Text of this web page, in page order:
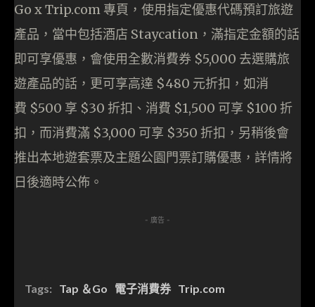
Go x Trip.com 專頁，使用指定優惠代碼預訂旅遊
產品，當中包括酒店 Staycation，滿指定金額的話
即可享優惠，會使用全數消費券 $5,000 去選購旅
遊產品的話，更可享高達 $480 元折扣，如消
費 $500 享 $30 折扣、消費 $1,500 可享 $100 折
扣，而消費滿 $3,000 可享 $350 折扣，另稍後會
推出本地遊套票及主題公園門票訂購優惠，詳情將
日後適時公佈。
- 廣告 -
Tags: Tap ＆Go 電子消費券 Trip.com